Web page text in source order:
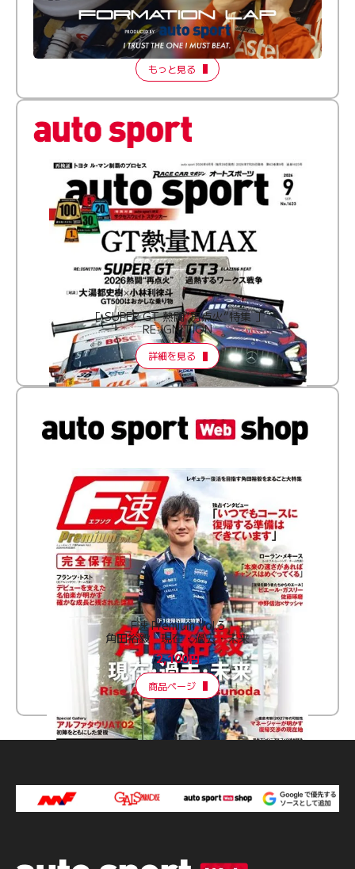
倒す相手を、信じてる。小林利徠斗 × 野村勇斗
【FORMATION LAP Produced by auto sport】
2026 Episode 2
もっと見る
［ SUPER GT 熱闘“再点火”特集 ］
RE:IGNITION
詳細を見る
F速 Premium Vol.3
角田裕毅 現在・過去・未来
2,100円
商品ページ